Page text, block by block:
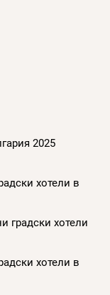
2025
хотели в
градски хотели
хотели в